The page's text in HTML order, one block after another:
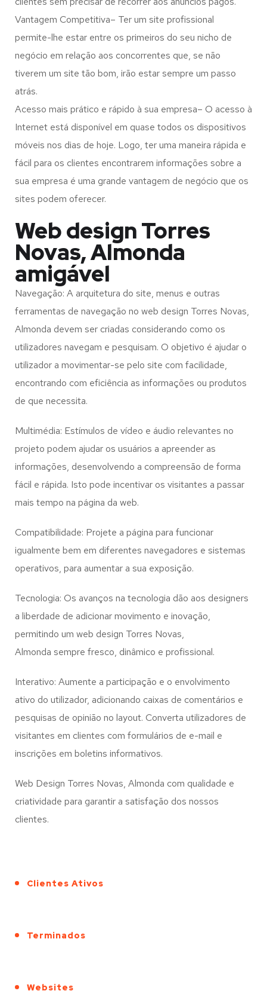
Vantagem Competitiva– Ter um site profissional
permite-lhe estar entre os primeiros do seu nicho de
negócio em relação aos concorrentes que, se não
tiverem um site tão bom, irão estar sempre um passo
atrás.
Acesso mais prático e rápido à sua empresa– O acesso à
Internet está disponível em quase todos os dispositivos
móveis nos dias de hoje. Logo, ter uma maneira rápida e
fácil para os clientes encontrarem informações sobre a
sua empresa é uma grande vantagem de negócio que os
sites podem oferecer.
Web design Torres
Novas, Almonda
amigável
Navegação: A arquitetura do site, menus e outras
ferramentas de navegação no web design Torres Novas,
Almonda devem ser criadas considerando como os
utilizadores navegam e pesquisam. O objetivo é ajudar o
utilizador a movimentar-se pelo site com facilidade,
encontrando com eficiência as informações ou produtos
de que necessita.
Multimédia: Estímulos de vídeo e áudio relevantes no
projeto podem ajudar os usuários a apreender as
informações, desenvolvendo a compreensão de forma
fácil e rápida. Isto pode incentivar os visitantes a passar
mais tempo na página da web.
Compatibilidade: Projete a página para funcionar
igualmente bem em diferentes navegadores e sistemas
operativos, para aumentar a sua exposição.
Tecnologia: Os avanços na tecnologia dão aos designers
a liberdade de adicionar movimento e inovação,
permitindo um web design Torres Novas,
Almonda sempre fresco, dinâmico e profissional.
Interativo: Aumente a participação e o envolvimento
ativo do utilizador, adicionando caixas de comentários e
pesquisas de opinião no layout. Converta utilizadores de
visitantes em clientes com formulários de e-mail e
inscrições em boletins informativos.
Web Design Torres Novas, Almonda com qualidade e
criatividade para garantir a satisfação dos nossos
clientes.
Clientes Ativos
Terminados
Websites